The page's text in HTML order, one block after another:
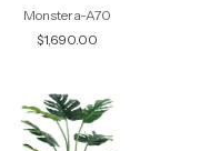
Monstera-A70
$1,690.00